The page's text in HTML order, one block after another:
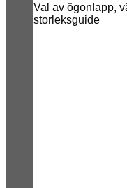
Val av ögonlapp,
storleksguide